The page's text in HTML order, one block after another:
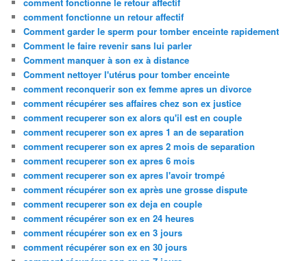
comment fonctionne un retour affectif
Comment garder le sperm pour tomber enceinte rapidement
Comment le faire revenir sans lui parler
Comment manquer à son ex à distance
Comment nettoyer l'utérus pour tomber enceinte
comment reconquerir son ex femme apres un divorce
comment récupérer ses affaires chez son ex justice
comment recuperer son ex alors qu'il est en couple
comment recuperer son ex apres 1 an de separation
comment recuperer son ex apres 2 mois de separation
comment recuperer son ex apres 6 mois
comment recuperer son ex apres l'avoir trompé
comment récupérer son ex après une grosse dispute
comment recuperer son ex deja en couple
comment récupérer son ex en 24 heures
comment récupérer son ex en 3 jours
comment récupérer son ex en 30 jours